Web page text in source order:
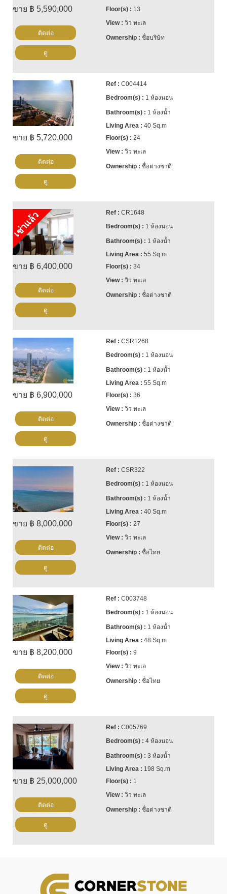
ขาย ฿ 5,590,000
13
วิว ทะเล
ชื่อบริษัท
ติดต่อ
ดู
ขาย ฿ 5,720,000
C004414
1 ห้องนอน
1 ห้องน้ำ
40 Sq.m
24
วิว ทะเล
ชื่อต่างชาติ
ติดต่อ
ดู
เช่าแล้ว
ขาย ฿ 6,400,000
CR1648
1 ห้องนอน
1 ห้องน้ำ
55 Sq.m
34
วิว ทะเล
ชื่อต่างชาติ
ติดต่อ
ดู
ขาย ฿ 6,900,000
CSR1268
1 ห้องนอน
1 ห้องน้ำ
55 Sq.m
36
วิว ทะเล
ชื่อต่างชาติ
ติดต่อ
ดู
ขาย ฿ 8,000,000
CSR322
1 ห้องนอน
1 ห้องน้ำ
40 Sq.m
27
วิว ทะเล
ชื่อไทย
ติดต่อ
ดู
ขาย ฿ 8,200,000
C003748
1 ห้องนอน
1 ห้องน้ำ
48 Sq.m
9
วิว ทะเล
ชื่อไทย
ติดต่อ
ดู
ขาย ฿ 25,000,000
C005769
4 ห้องนอน
3 ห้องน้ำ
198 Sq.m
1
วิว ทะเล
ชื่อต่างชาติ
ติดต่อ
ดู